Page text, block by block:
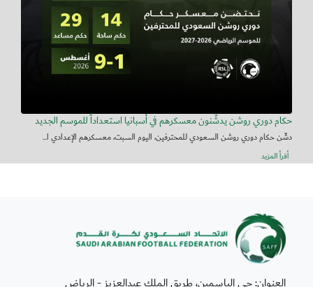
حكام دوري روشن يدشّنون معسكرهم في أسبانيا استعداداً للموسم الجديد
دشّن حكام دوري روشن السعودي للمحترفين، اليوم السبت، معسكرهم الإعدادي ا...
أقرأ المزيد
العنوان: حي الياسمين، طريق الملك عبدالعزيز - الرياض